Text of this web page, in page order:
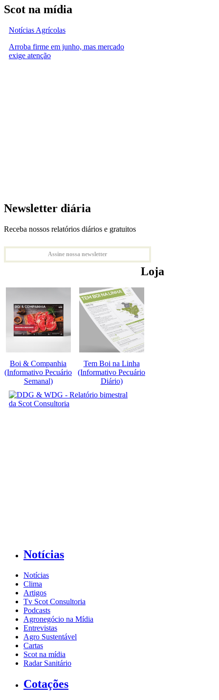
Scot na mídia
Notícias Agrícolas
Arroba firme em junho, mas mercado
exige atenção
Newsletter diária
Receba nossos relatórios diários e gratuitos
Assine nossa newsletter
Loja
Boi & Companhia
(Informativo Pecuário
Semanal)
Tem Boi na Linha
(Informativo Pecuário
Diário)
Notícias
Notícias
Clima
Artigos
Tv Scot Consultoria
Podcasts
Agronegócio na Mídia
Entrevistas
Agro Sustentável
Cartas
Scot na mídia
Radar Sanitário
Cotações